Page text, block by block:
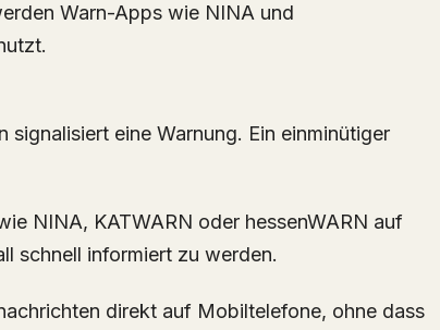
Warn-Apps wie NINA und
eine Warnung. Ein einminütiger
NINA, KATWARN oder hessenWARN auf
schnell informiert zu werden.
direkt auf Mobiltelefone, ohne dass